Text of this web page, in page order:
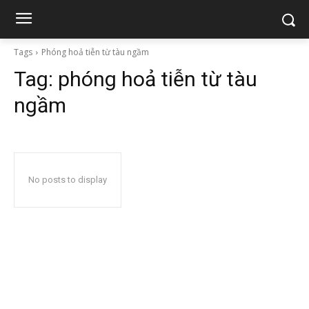
Tags Phóng hoả tiễn từ tàu ngầm
Tag: phóng hoả tiễn từ tàu
ngầm
No posts to display